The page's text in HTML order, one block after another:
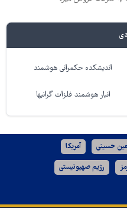
اندیشکده حکمرانی هوشمند
انبار هوشمند فلزات گرانبها
حسینی آمریکا
رژیم صهیونیستی